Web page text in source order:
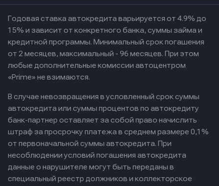
Годовая ставка автокредита варьируется от 4.9% до
15% и зависит от конкретного банка, суммы займа и
кредитной программы. Минимальный срок погашения
от 2 месяцев, максимальный - 96 месяцев. При этом
любые дополнительные комиссии автоцентром
«Prime» не взимаются.
В случае невозвращения в условленный срок суммы
автокредита или суммы процентов по автокредиту
банк-партнер оставляет за собой право начислить
штраф за просрочку платежа в среднем размере 0,1%
от первоначальной суммы автокредита. При
несоблюдении условий погашения автокредита
данные о нарушителе могут быть переданы в
специальный реестр должников и коллекторское